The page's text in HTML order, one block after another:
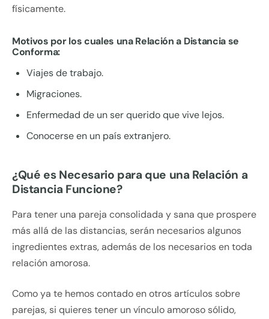
físicamente.
Motivos por los cuales una Relación a Distancia se
Conforma:
Viajes de trabajo.
Migraciones.
Enfermedad de un ser querido que vive lejos.
Conocerse en un país extranjero.
¿Qué es Necesario para que una Relación a
Distancia Funcione?
Para tener una pareja consolidada y sana que prospere
más allá de las distancias, serán necesarios algunos
ingredientes extras, además de los necesarios en toda
relación amorosa.
Como ya te hemos contado en otros artículos sobre
parejas, si quieres tener un vínculo amoroso sólido,